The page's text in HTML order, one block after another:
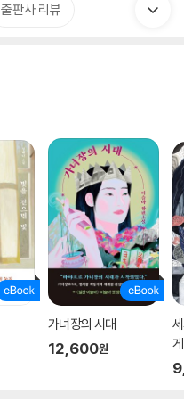
출판사 리뷰
가녀장의 시대
12,600원
게